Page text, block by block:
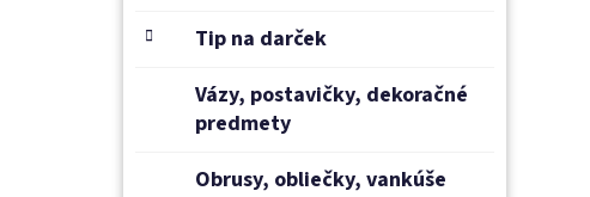
Tip na darček
Vázy, postavičky, dekoračné
predmety
Obrusy, obliečky, vankúše